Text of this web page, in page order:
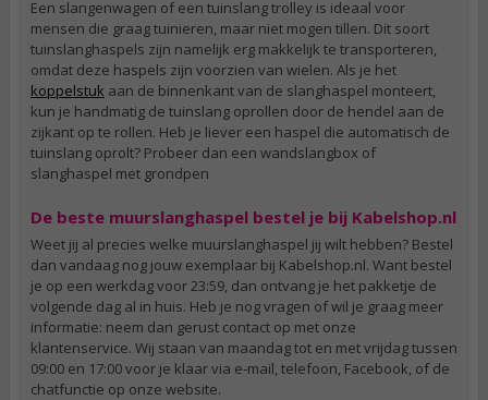
Een slangenwagen of een tuinslang trolley is ideaal voor
mensen die graag tuinieren, maar niet mogen tillen. Dit soort
tuinslanghaspels zijn namelijk erg makkelijk te transporteren,
omdat deze haspels zijn voorzien van wielen. Als je het
koppelstuk aan de binnenkant van de slanghaspel monteert,
kun je handmatig de tuinslang oprollen door de hendel aan de
zijkant op te rollen. Heb je liever een haspel die automatisch de
tuinslang oprolt? Probeer dan een wandslangbox of
slanghaspel met grondpen
De beste muurslanghaspel bestel je bij Kabelshop.nl
Weet jij al precies welke muurslanghaspel jij wilt hebben? Bestel
dan vandaag nog jouw exemplaar bij Kabelshop.nl. Want bestel
je op een werkdag voor 23:59, dan ontvang je het pakketje de
volgende dag al in huis. Heb je nog vragen of wil je graag meer
informatie: neem dan gerust contact op met onze
klantenservice. Wij staan van maandag tot en met vrijdag tussen
09:00 en 17:00 voor je klaar via e-mail, telefoon, Facebook, of de
chatfunctie op onze website.